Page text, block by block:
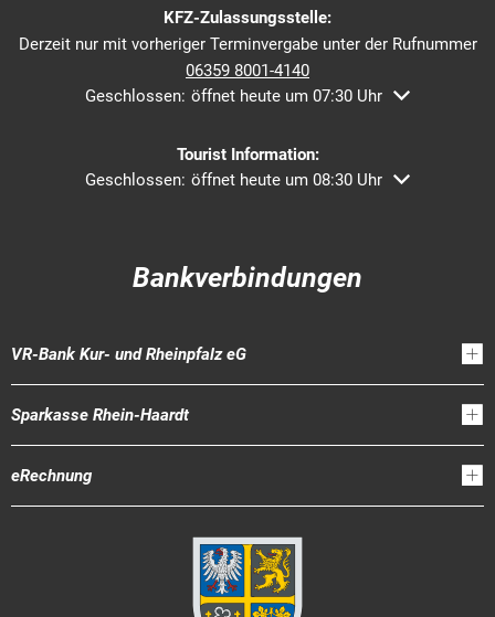
KFZ-Zulassungsstelle:
Derzeit nur mit vorheriger Terminvergabe unter der Rufnummer
06359 8001-4140
Klicken, um weitere Öffnungs- oder Schließzeiten
Geschlossen: öffnet heute um 07:30 Uhr
Tourist Information:
Klicken, um weitere Öffnungs- oder Schließzeiten
Geschlossen: öffnet heute um 08:30 Uhr
Bankverbindungen
VR-Bank Kur- und Rheinpfalz eG
Sparkasse Rhein-Haardt
eRechnung